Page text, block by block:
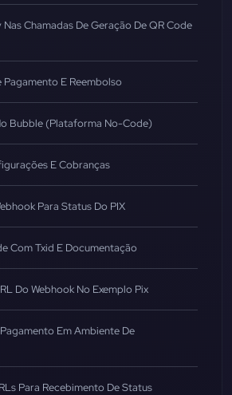
Nas Chamadas De Geração De QR Code
Pagamento E Reembolso
Bubble (Plataforma No-Code)
E Cobranças
Para Status Do PIX
Com Txid E Documentação
Do Webhook No Exemplo Pix
Em Ambiente De
Para Recebimento De Status